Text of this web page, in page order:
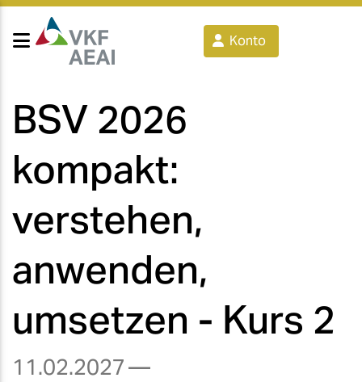
Konto
BSV 2026
kompakt:
verstehen,
anwenden,
umsetzen - Kurs 2
11.02.2027—